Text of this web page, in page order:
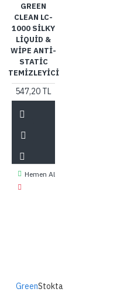
GREEN
CLEAN LC-
1000 SILKY
LIQUID &
WIPE ANTI-
STATIC
TEMIZLEYICI
547,20 TL
Hemen Al
GreenStokta